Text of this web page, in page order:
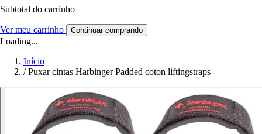
Subtotal do carrinho
Ver meu carrinho Continuar comprando
Loading...
Início
/ Puxar cintas Harbinger Padded coton liftingstraps